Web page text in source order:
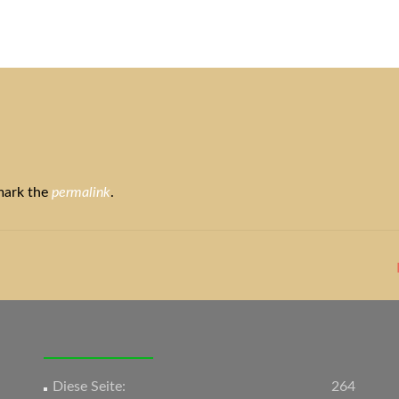
the permalink.
264
Diese Seite: